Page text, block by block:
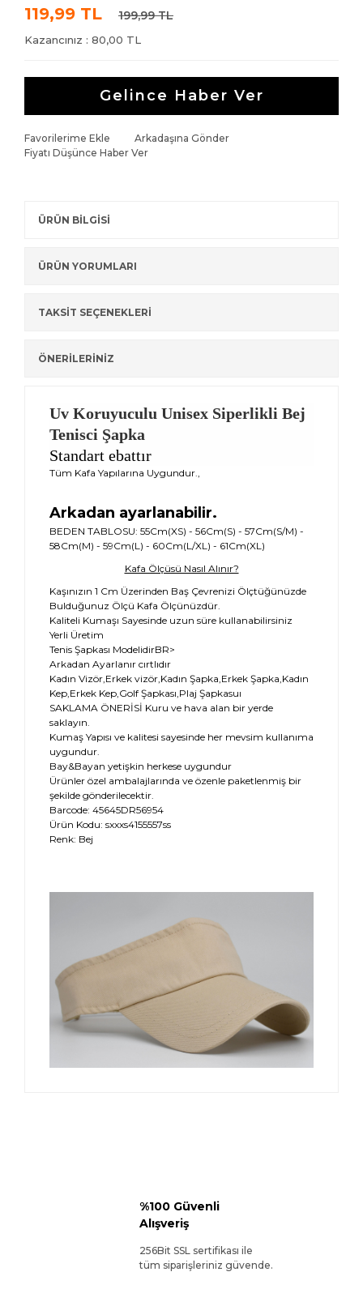
119,99 TL 199,99 TL
Kazancınız : 80,00 TL
Gelince Haber Ver
Favorilerime Ekle
Arkadaşına Gönder
Fiyatı Düşünce Haber Ver
ÜRÜN BİLGİSİ
ÜRÜN YORUMLARI
TAKSİT SEÇENEKLERİ
ÖNERİLERİNİZ
Uv Koruyuculu Unisex Siperlikli Bej
Tenisci Şapka
Standart ebattır
Tüm Kafa Yapılarına Uygundur.,
Arkadan ayarlanabilir.
BEDEN TABLOSU: 55Cm(XS) - 56Cm(S) - 57Cm(S/M) -
58Cm(M) - 59Cm(L) - 60Cm(L/XL) - 61Cm(XL)
Kafa Ölçüsü Nasıl Alınır?
Kaşınızın 1 Cm Üzerinden Baş Çevrenizi Ölçtüğünüzde
Bulduğunuz Ölçü Kafa Ölçünüzdür.
Kaliteli Kumaşı Sayesinde uzun süre kullanabilirsiniz
Yerli Üretim
Tenis Şapkası ModelidirBR>
Arkadan Ayarlanır cırtlıdır
Kadın Vizör,Erkek vizör,Kadın Şapka,Erkek Şapka,Kadın
Kep,Erkek Kep,Golf Şapkası,Plaj Şapkasuı
SAKLAMA ÖNERİSİ Kuru ve hava alan bir yerde
saklayın.
Kumaş Yapısı ve kalitesi sayesinde her mevsim kullanıma
uygundur.
Bay&Bayan yetişkin herkese uygundur
Ürünler özel ambalajlarında ve özenle paketlenmiş bir
şekilde gönderilecektir.
Barcode: 45645DR56954
Ürün Kodu: sxxxs4155557ss
Renk: Bej
%100 Güvenli
Alışveriş
256Bit SSL sertifikası ile
tüm siparişleriniz güvende.